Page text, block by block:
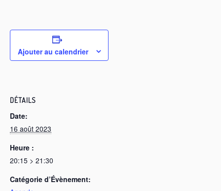
Ajouter au calendrier
DÉTAILS
Date:
16 août 2023
Heure :
20:15 > 21:30
Catégorie d’Évènement: